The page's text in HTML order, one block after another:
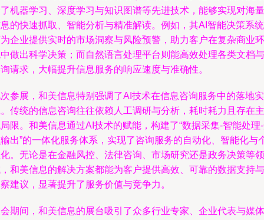
机器学习、深度学习与知识图谱等先进技术，能够实现对海量
的快速抓取、智能分析与精准解读。例如，其AI智能决策系统
企业提供实时的市场洞察与风险预警，助力客户在复杂商业环
做出科学决策；而自然语言处理平台则能高效处理各类文档与
请求，大幅提升信息服务的响应速度与准确性。
参展，和美信息特别强调了AI技术在信息咨询服务中的落地实
传统的信息咨询往往依赖人工调研与分析，耗时耗力且存在主
限。和美信息通过AI技术的赋能，构建了“数据采集-智能处理
出”的一体化服务体系，实现了咨询服务的自动化、智能化与
。无论是在金融风控、法律咨询、市场研究还是政务决策等领
和美信息的解决方案都能为客户提供高效、可靠的数据支持与
建议，显著提升了服务价值与竞争力。
期间，和美信息的展台吸引了众多行业专家、企业代表与媒体